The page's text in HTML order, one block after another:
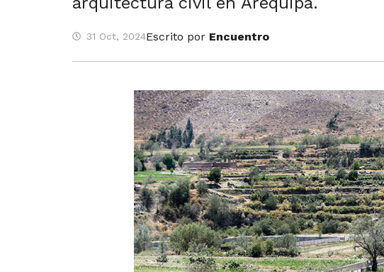
31 Oct, 2024Escrito por Encuentro